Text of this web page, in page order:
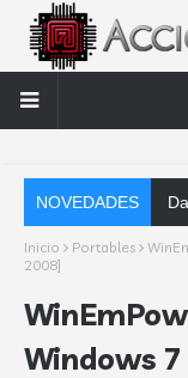
NOVEDADES
Inicio Portables
2008]
Windows